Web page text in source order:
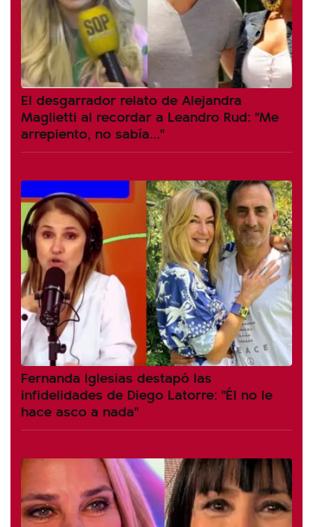
El desgarrador relato de Alejandra
Maglietti al recordar a Leandro Rud: "Me
arrepiento, no sabía..."
Fernanda Iglesias destapó las
infidelidades de Diego Latorre: "Él no le
hace asco a nada"